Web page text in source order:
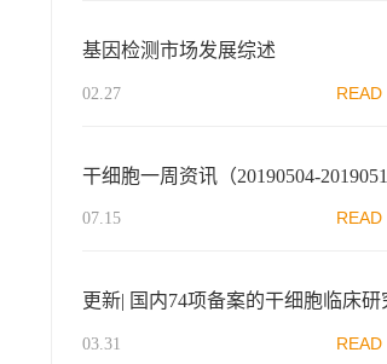
基因检测市场发展综述
02.27
干细胞一周资讯（20190504-
07.15
更新| 国内74项备案的干细胞临床研
按疾病分类！
03.31